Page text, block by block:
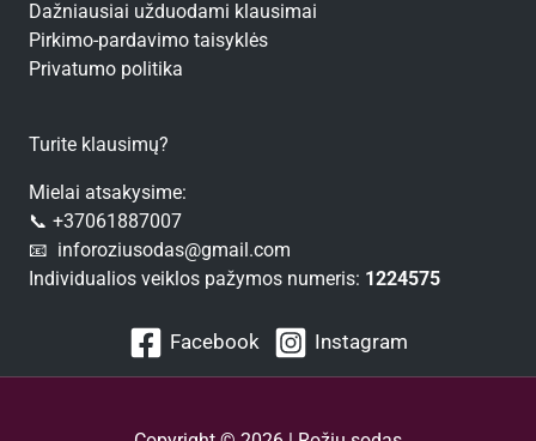
Dažniausiai užduodami klausimai
Pirkimo-pardavimo taisyklės
Privatumo politika
Turite klausimų?
Mielai atsakysime:
📞 +37061887007
📧 inforoziusodas@gmail.com
Individualios veiklos pažymos numeris: 1224575
Facebook Instagram